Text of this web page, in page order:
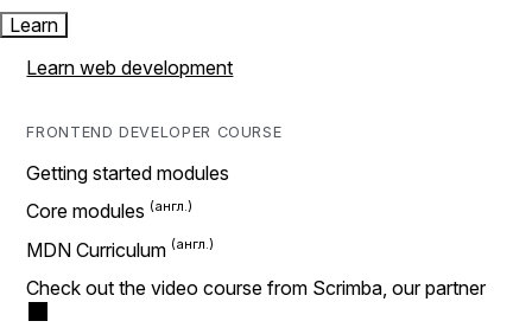
Learn
Learn web development
FRONTEND DEVELOPER COURSE
Getting started modules
Core modules
MDN Curriculum
Check out the video course from Scrimba, our partner